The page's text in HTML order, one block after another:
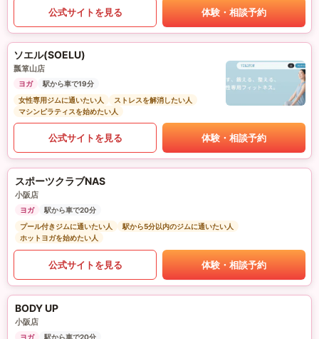
公式サイトを見る 体験・相談予約
ソエル(SOELU)
瓢箪山店
ヨガ
駅から車で19分
女性専用ジムに通いたい人
ストレスを解消したい人
マシンピラティスを始めたい人
公式サイトを見る 体験・相談予約
スポーツクラブNAS
小阪店
ヨガ
駅から車で20分
プール付きジムに通いたい人
駅から5分以内のジムに通いたい人
ホットヨガを始めたい人
公式サイトを見る 体験・相談予約
BODY UP
小阪店
ヨガ 駅から車で20分